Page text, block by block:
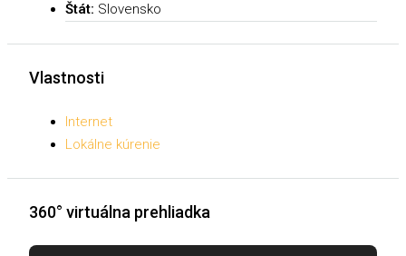
Štát: Slovensko
Vlastnosti
Internet
Lokálne kúrenie
360° virtuálna prehliadka